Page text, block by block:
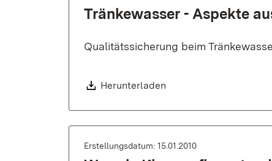
Tränkewasser - Aspekte
Qualitätssicherung beim
Download:
Herunterladen
Erstellungsdatum: 15.01.2010